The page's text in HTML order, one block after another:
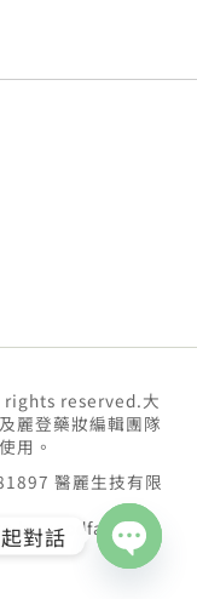
rights reserved.大
麗登藥妝編輯團隊
用。
醫麗生技有限
bygoodface數位
對話
Open